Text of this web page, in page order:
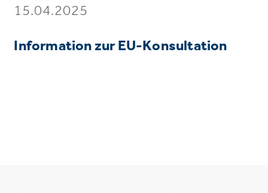
15.04.2025
Information zur EU-Konsultation